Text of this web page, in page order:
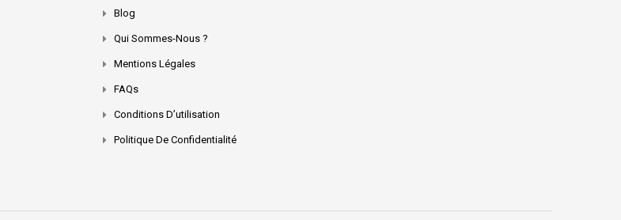
Blog
Qui Sommes-Nous ?
Mentions Légales
FAQs
Conditions D’utilisation
Politique De Confidentialité